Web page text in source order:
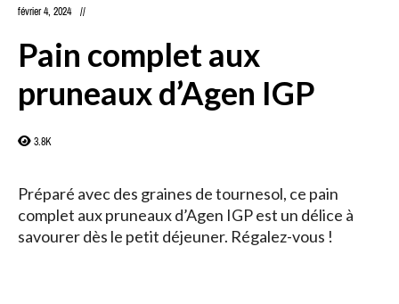
février 4, 2024
Pain complet aux
pruneaux d’Agen IGP
3.8K
Préparé avec des graines de tournesol, ce pain
complet aux pruneaux d’Agen IGP est un délice à
savourer dès le petit déjeuner. Régalez-vous !